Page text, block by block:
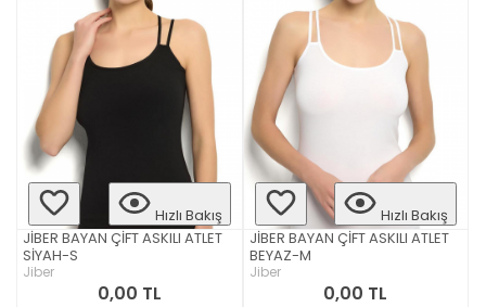
Hızlı Bakış
JİBER BAYAN ÇİFT ASKILI ATLET
SİYAH-S
Jiber
0,00 TL
Hızlı Bakış
JİBER BAYAN ÇİFT ASKILI ATLET
BEYAZ-M
Jiber
0,00 TL